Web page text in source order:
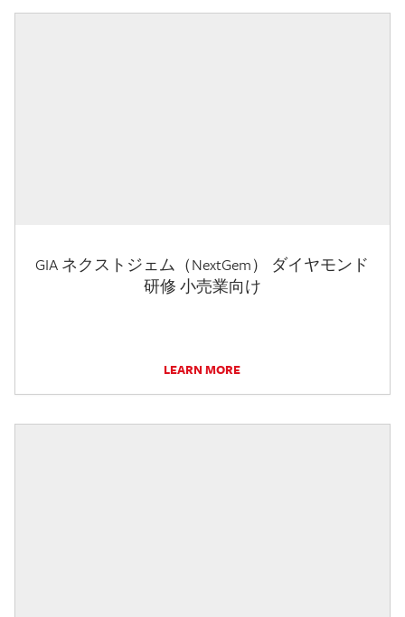
GIA ネクストジェム（NextGem） ダイヤモンド
研修 小売業向け
LEARN MORE